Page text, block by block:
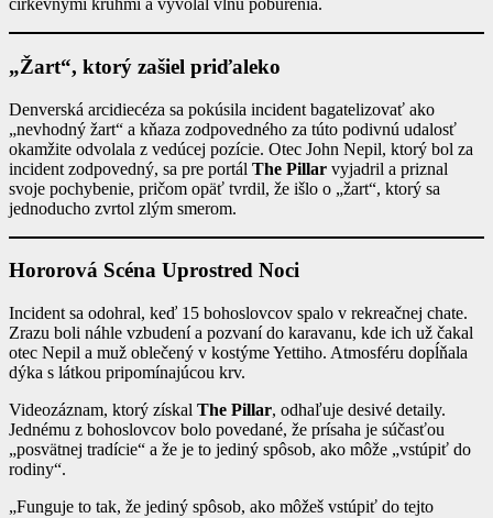
cirkevnými kruhmi a vyvolal vlnu pobúrenia.
„Žart“, ktorý zašiel priďaleko
Denverská arcidiecéza sa pokúsila incident bagatelizovať ako
„nevhodný žart“ a kňaza zodpovedného za túto podivnú udalosť
okamžite odvolala z vedúcej pozície. Otec John Nepil, ktorý bol za
incident zodpovedný, sa pre portál The Pillar vyjadril a priznal
svoje pochybenie, pričom opäť tvrdil, že išlo o „žart“, ktorý sa
jednoducho zvrtol zlým smerom.
Hororová Scéna Uprostred Noci
Incident sa odohral, keď 15 bohoslovcov spalo v rekreačnej chate.
Zrazu boli náhle vzbudení a pozvaní do karavanu, kde ich už čakal
otec Nepil a muž oblečený v kostýme Yettiho. Atmosféru dopĺňala
dýka s látkou pripomínajúcou krv.
Videozáznam, ktorý získal The Pillar, odhaľuje desivé detaily.
Jednému z bohoslovcov bolo povedané, že prísaha je súčasťou
„posvätnej tradície“ a že je to jediný spôsob, ako môže „vstúpiť do
rodiny“.
„Funguje to tak, že jediný spôsob, ako môžeš vstúpiť do tejto